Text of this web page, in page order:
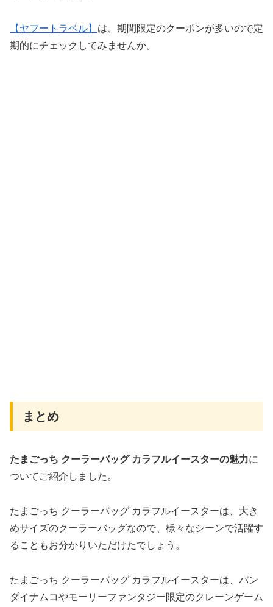
【ヤフートラベル】 は、期間限定のクーポンが多いので定
期的にチェックしてみませんか。
まとめ
たまごっち クーラーバッグ カラフルイースターの魅力に
ついてご紹介しました。
たまごっち クーラーバッグ カラフルイースターは、大き
めサイズのクーラーバッグなので、様々なシーンで活躍す
ることもお分かりいただけたでしょう。
たまごっち クーラーバッグ カラフルイースターは、バン
ダイナムコやモーリーファンタジー限定のクレーンゲーム